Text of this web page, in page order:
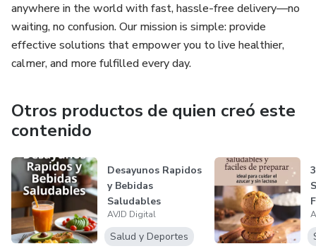
anywhere in the world with fast, hassle-free delivery—no
waiting, no confusion. Our mission is simple: provide
effective solutions that empower you to live healthier,
calmer, and more fulfilled every day.
Otros productos de quien creó este
contenido
Desayunos Rapidos
y Bebidas
Saludables
AVJD Digital
Salud y Deportes